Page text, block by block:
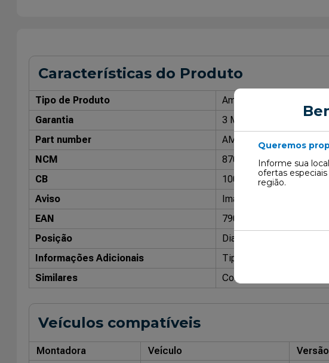
Queremos
Informe sua
ofertas
região.
Características do Produto
Tipo de Produto
Amortecedor de
Garantia
3 Meses
Part number
AMT7092
NCM
87088000
CB
10098002564
Aviso
Imagens meramente
EAN
7908680410573
Posição
Dianteiro
Informações Adicionais
Tipo: Pressurizado HG
Similares
Cofap: GP30579
Veículos compatíveis
Montadora Veículo Versão